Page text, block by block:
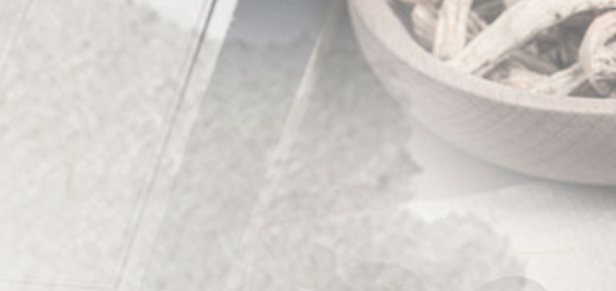
坐骨神經痛
足底筋膜炎
手足麻痺無力
眩暈耳鳴
踝腕扭拉傷